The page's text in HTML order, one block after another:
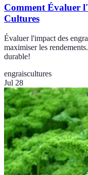
Comment Évaluer
Cultures
Évaluer l'impact des
maximiser les
durable!
engraiscultures
Jul 28